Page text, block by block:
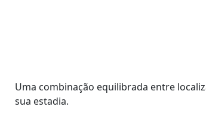
Uma combinação equilibrada entre
sua estadia.